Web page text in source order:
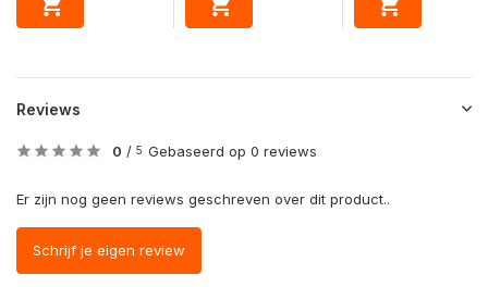
Reviews
0 / 5 Gebaseerd op 0 reviews
Er zijn nog geen reviews geschreven over dit product..
Schrijf je eigen review